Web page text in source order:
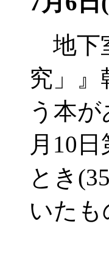
地下
究」
う本が
月10
とき
いたも